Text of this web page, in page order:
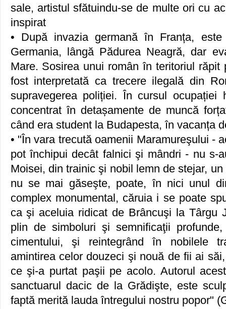
sale, artistul sfătuindu-se de multe ori cu
inspirat
• După invazia germană în Franța,
Germania, lângă Pădurea Neagră, dar
Mare. Sosirea unui român în teritoriul
fost interpretată ca trecere ilegală din
supravegerea poliției. În cursul
concentrat în detașamente de muncă
când era student la Budapesta, în vacanța
• "În vara trecută oamenii Maramureşului -
pot închipui decât falnici şi mândri - nu s-
Moisei, din trainic şi nobil lemn de stejar,
nu se mai găseşte, poate, în nici unul
complex monumental, căruia i se poate
ca şi aceluia ridicat de Brâncuşi la Târgu
plin de simboluri şi semnificaţii
cimentului, şi reintegrând în nobilele
amintirea celor douzeci şi nouă de fii ai
ce şi-a purtat paşii pe acolo. Autorul
sanctuarul dacic de la Grădişte, este
faptă merită lauda întregului nostru popor"